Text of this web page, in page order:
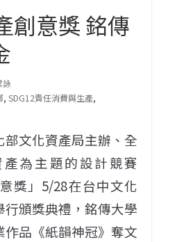
創意獎 銘傳
詠
, SDG12責任消費與生產,
部文化資產局主辦、全
為主題的設計競賽
獎」5/28在台中文化
頒獎典禮，銘傳大學
品《紙韻神冠》奪文